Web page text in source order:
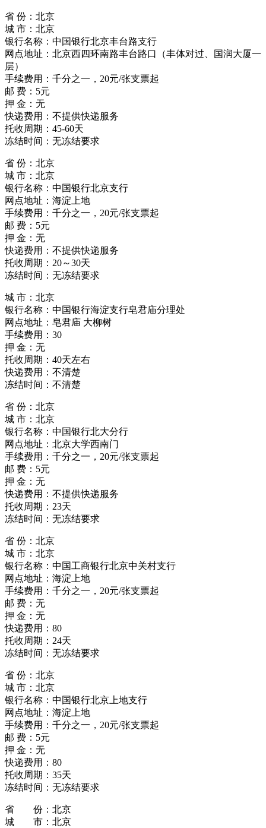
省 份：北京
城 市：北京
银行名称：中国银行北京丰台路支行
网点地址：北京西四环南路丰台路口（丰体对过、国润大厦一
层）
手续费用：千分之一，20元/张支票起
邮 费：5元
押 金：无
快递费用：不提供快递服务
托收周期：45-60天
冻结时间：无冻结要求
省 份：北京
城 市：北京
银行名称：中国银行北京支行
网点地址：海淀上地
手续费用：千分之一，20元/张支票起
邮 费：5元
押 金：无
快递费用：不提供快递服务
托收周期：20～30天
冻结时间：无冻结要求
城 市：北京
银行名称：中国银行海淀支行皂君庙分理处
网点地址：皂君庙 大柳树
手续费用：30
押 金：无
托收周期：40天左右
快递费用：不清楚
冻结时间：不清楚
省 份：北京
城 市：北京
银行名称：中国银行北大分行
网点地址：北京大学西南门
手续费用：千分之一，20元/张支票起
邮 费：5元
押 金：无
快递费用：不提供快递服务
托收周期：23天
冻结时间：无冻结要求
省 份：北京
城 市：北京
银行名称：中国工商银行北京中关村支行
网点地址：海淀上地
手续费用：千分之一，20元/张支票起
邮 费：无
押 金：无
快递费用：80
托收周期：24天
冻结时间：无冻结要求
省 份：北京
城 市：北京
银行名称：中国银行北京上地支行
网点地址：海淀上地
手续费用：千分之一，20元/张支票起
邮 费：5元
押 金：无
快递费用：80
托收周期：35天
冻结时间：无冻结要求
省 份：北京
城 市：北京